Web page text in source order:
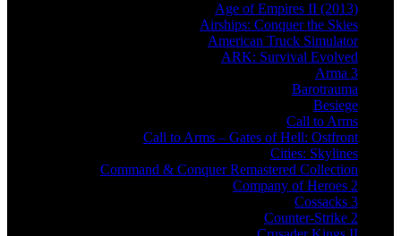
Age of Empires II (2013)
Airships: Conquer the Skies
American Truck Simulator
ARK: Survival Evolved
Arma 3
Barotrauma
Besiege
Call to Arms
Call to Arms – Gates of Hell: Ostfront
Cities: Skylines
Command & Conquer Remastered Collection
Company of Heroes 2
Cossacks 3
Counter-Strike 2